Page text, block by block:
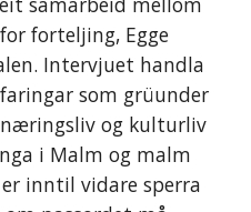
forteljing, Egge
Intervjuet handla
som grüunder
og kulturliv
i Malm og malm
inntil vidare sperra